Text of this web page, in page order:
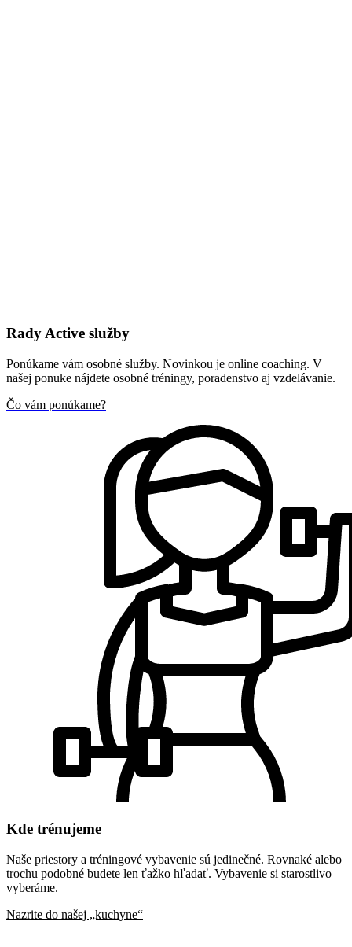
Rady Active služby
Ponúkame vám osobné služby. Novinkou je online coaching. V
našej ponuke nájdete osobné tréningy, poradenstvo aj vzdelávanie.
Čo vám ponúkame?
Kde trénujeme
Naše priestory a tréningové vybavenie sú jedinečné. Rovnaké alebo
trochu podobné budete len ťažko hľadať. Vybavenie si starostlivo
vyberáme.
Nazrite do našej „kuchyne“